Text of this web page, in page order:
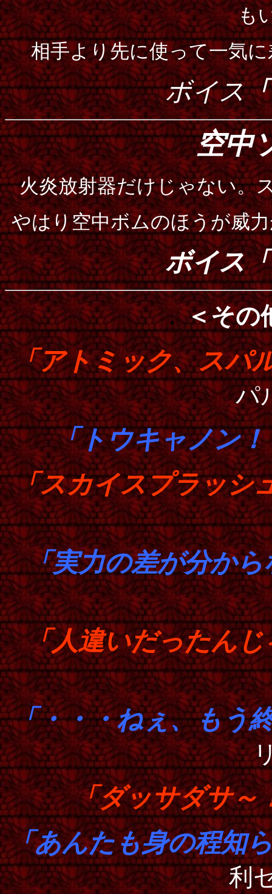
も
相手より先に使って一気
ボイス
空中
火炎放射器だけじゃない。
やはり空中ボムのほうが威
ボイス
．＜その
「アトミック、スパ
パ
「トウキャノン！
「スカイスプラッシ
「実力の差が分から
「人違いだったん
「・・・ねぇ、もう
「ダッサダサ～
「あんたも身の程知
利